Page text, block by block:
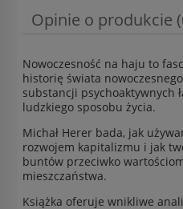
Opinie o produkcie
Nowoczesność na haju to
historię świata
substancji psychoaktywnych
ludzkiego sposobu życia.
Michał Herer bada, jak
rozwojem kapitalizmu i jak
buntów przeciwko
mieszczaństwa.
Książka oferuje wnikliwe